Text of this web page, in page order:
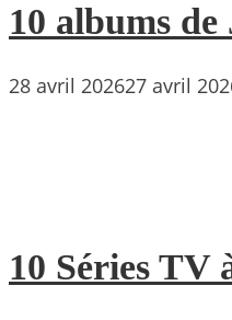
10 albums
28 avril 202627 avril
10 Séries TV